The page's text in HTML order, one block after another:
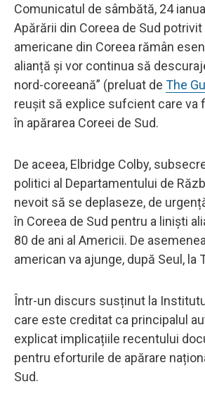
Comunicatul de sâmbătă, 24
Apărării din Coreea de Sud
americane din Coreea rămân
alianță și vor continua să
nord-coreeană” (preluat de The
reușit să explice sufcient care va
în apărarea Coreei de Sud.
De aceea, Elbridge Colby,
politici al Departamentului de
nevoit să se deplaseze, de
în Coreea de Sud pentru a liniști
80 de ani al Americii. De
american va ajunge, după Seul, la
Într-un discurs susținut la
care este creditat ca principalul
explicat implicațiile recentului
pentru eforturile de apărare
Sud.